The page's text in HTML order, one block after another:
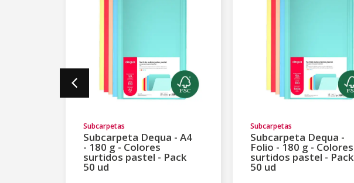
Subcarpetas
Subcarpeta Dequa - A4
- 180 g - Colores
surtidos pastel - Pack
50 ud
Subcarpetas
Subcarpeta Dequa -
Folio - 180 g - Colores
surtidos pastel - Pack
50 ud